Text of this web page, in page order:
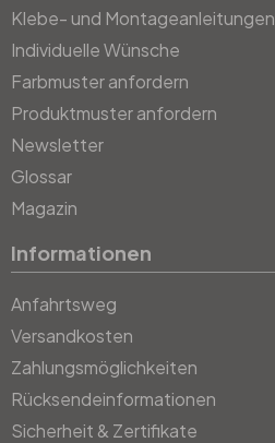
Klebe- und Montageanleitungen
Individuelle Wünsche
Farbmuster anfordern
Produktmuster anfordern
Newsletter
Glossar
Magazin
Informationen
Anfahrtsweg
Versandkosten
Zahlungsmöglichkeiten
Rücksendeinformationen
Sicherheit & Zertifikate